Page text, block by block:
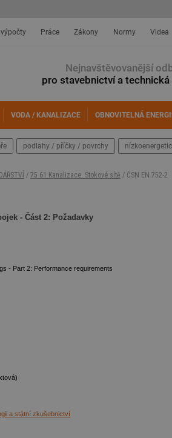
Práce Zákony Normy Videa
Nejnavštěvovanější
pro stavebnictví a
VODA / KANALIZACE OBNOVITELNÁ
podlahy / příčky / povrchy
/ 75 61 Kanalizace. Stokové sítě / ČSN EN 752-2
- Část 2: Požadavky
- Part 2: Performance requirements
a státní zkušebnictví